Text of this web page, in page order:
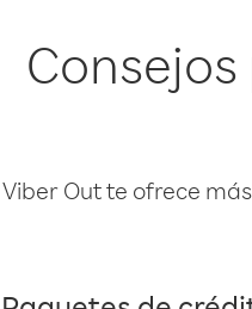
Viber Out te ofrece